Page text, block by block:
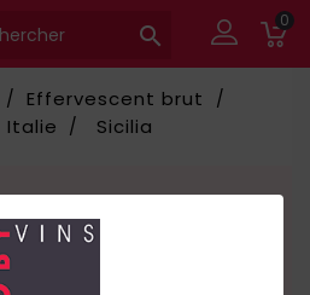

0
Effervescent brut
Italie Sicilia